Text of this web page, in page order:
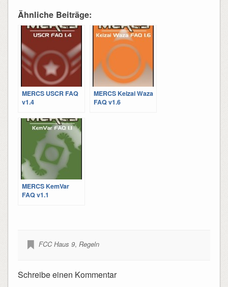
Ähnliche Beiträge:
MERCS USCR FAQ
v1.4
MERCS Keizai Waza
FAQ v1.6
MERCS KemVar
FAQ v1.1
FCC Haus 9, Regeln
Schreibe einen Kommentar